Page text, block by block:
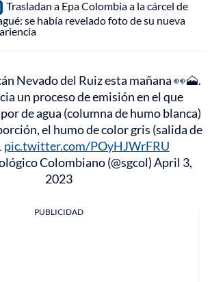
Trasladan a Epa Colombia a la cárcel de
se había revelado foto de su nueva
Nevado del Ruiz esta mañana 👀🗻.
un proceso de emisión en el que
de agua (columna de humo blanca)
el humo de color gris (salida de
pic.twitter.com/POyHJWrFRU
Colombiano (@sgcol)April 3,
2023
PUBLICIDAD